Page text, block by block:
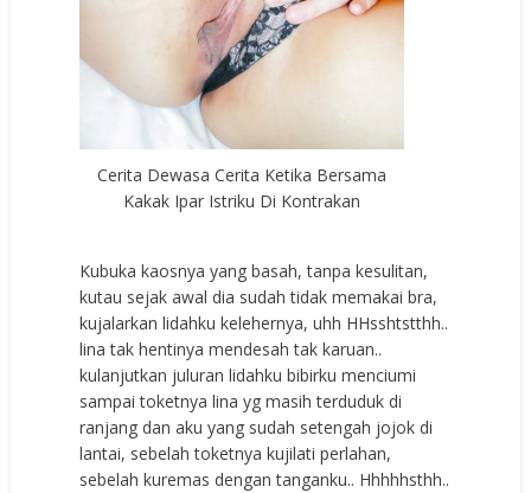
Cerita Dewasa Cerita Ketika Bersama
Kakak Ipar Istriku Di Kontrakan
Kubuka kaosnya yang basah, tanpa kesulitan,
kutau sejak awal dia sudah tidak memakai bra,
kujalarkan lidahku kelehernya, uhh HHsshtstthh..
lina tak hentinya mendesah tak karuan..
kulanjutkan juluran lidahku bibirku menciumi
sampai toketnya lina yg masih terduduk di
ranjang dan aku yang sudah setengah jojok di
lantai, sebelah toketnya kujilati perlahan,
sebelah kuremas dengan tanganku.. Hhhhhsthh..